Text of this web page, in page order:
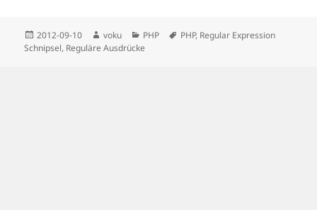
Posted
on
2012-09-10 Author
voku Categories
PHP Tags
PHP, Regular Expression
Schnipsel, Reguläre Ausdrücke